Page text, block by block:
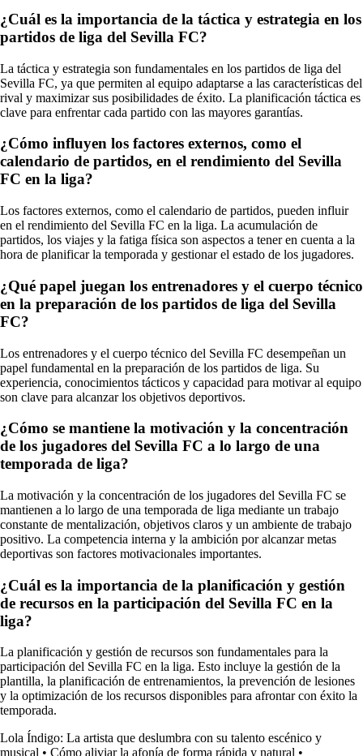
¿Cuál es la importancia de la táctica y estrategia en los
partidos de liga del Sevilla FC?
La táctica y estrategia son fundamentales en los partidos de liga del
Sevilla FC, ya que permiten al equipo adaptarse a las características del
rival y maximizar sus posibilidades de éxito. La planificación táctica es
clave para enfrentar cada partido con las mayores garantías.
¿Cómo influyen los factores externos, como el
calendario de partidos, en el rendimiento del Sevilla
FC en la liga?
Los factores externos, como el calendario de partidos, pueden influir
en el rendimiento del Sevilla FC en la liga. La acumulación de
partidos, los viajes y la fatiga física son aspectos a tener en cuenta a la
hora de planificar la temporada y gestionar el estado de los jugadores.
¿Qué papel juegan los entrenadores y el cuerpo técnico
en la preparación de los partidos de liga del Sevilla
FC?
Los entrenadores y el cuerpo técnico del Sevilla FC desempeñan un
papel fundamental en la preparación de los partidos de liga. Su
experiencia, conocimientos tácticos y capacidad para motivar al equipo
son clave para alcanzar los objetivos deportivos.
¿Cómo se mantiene la motivación y la concentración
de los jugadores del Sevilla FC a lo largo de una
temporada de liga?
La motivación y la concentración de los jugadores del Sevilla FC se
mantienen a lo largo de una temporada de liga mediante un trabajo
constante de mentalización, objetivos claros y un ambiente de trabajo
positivo. La competencia interna y la ambición por alcanzar metas
deportivas son factores motivacionales importantes.
¿Cuál es la importancia de la planificación y gestión
de recursos en la participación del Sevilla FC en la
liga?
La planificación y gestión de recursos son fundamentales para la
participación del Sevilla FC en la liga. Esto incluye la gestión de la
plantilla, la planificación de entrenamientos, la prevención de lesiones
y la optimización de los recursos disponibles para afrontar con éxito la
temporada.
Lola Índigo: La artista que deslumbra con su talento escénico y
musical • Cómo aliviar la afonía de forma rápida y natural •